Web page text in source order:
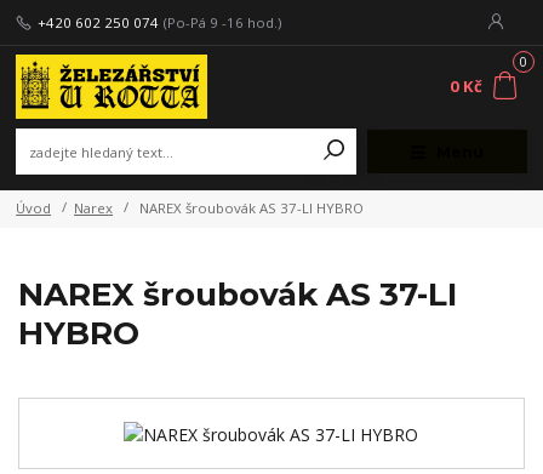
+420 602 250 074 (Po-Pá 9 -16 hod.)
0
0 Kč
Úvod Narex NAREX šroubovák AS 37-LI HYBRO
NAREX šroubovák AS 37-LI
HYBRO